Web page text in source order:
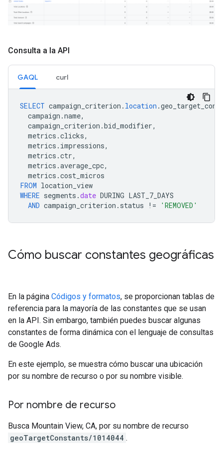
Consulta a la API
GAQL curl
SELECT campaign_criterion . location .
campaign .name,
campaign_criterion .bid_modifier,
metrics .clicks,
metrics . impressions,
metrics .ctr,
metrics .average_cpc,
metrics .cost_micros
FROM location_view
WHERE segments .date DURING LAST_7_DAYS
AND campaign_criterion . status != 'REMOVED'
Cómo buscar constantes geográficas
En la página Códigos y formatos, se proporcionan tablas de
referencia para la mayoría de las constantes que se usan
en la API. Sin embargo, también puedes buscar algunas
constantes de forma dinámica con el lenguaje de consultas
de Google Ads.
En este ejemplo, se muestra cómo buscar una ubicación
por su nombre de recurso o por su nombre visible.
Por nombre de recurso
Busca Mountain View, CA, por su nombre de recurso
geoTargetConstants/1014044 .